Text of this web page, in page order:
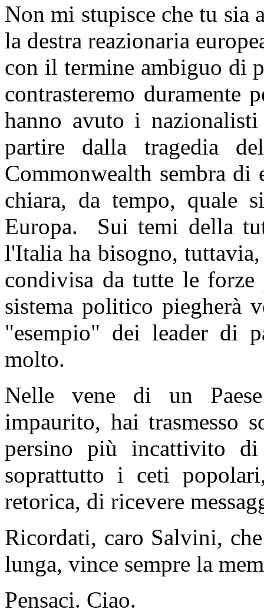
Non mi stupisce che tu sia
la destra reazionaria
con il termine ambiguo di
contrasteremo duramente
hanno avuto i
partire dalla tragedia
Commonwealth sembra
chiara, da tempo, quale
Europa. Sui temi della
l'Italia ha bisogno,
condivisa da tutte le
sistema politico piegherà
"esempio" dei leader di
molto.
Nelle vene di un
impaurito, hai trasmesso
persino più incattivito
soprattutto i ceti
retorica, di ricevere
Ricordati, caro Salvini,
lunga, vince sempre la
Pensaci. Ciao.